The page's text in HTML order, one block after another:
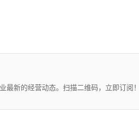
最新的经营动态。扫描二维码，立即订阅！